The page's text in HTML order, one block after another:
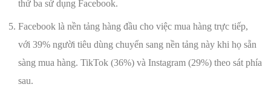
thứ ba sử dụng Facebook.
Facebook là nền tảng hàng đầu cho việc mua hàng trực tiếp,
với 39% người tiêu dùng chuyển sang nền tảng này khi họ sẵn
sàng mua hàng. TikTok (36%) và Instagram (29%) theo sát phía
sau.